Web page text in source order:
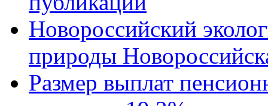
Новороссийский
природы
Размер выплат